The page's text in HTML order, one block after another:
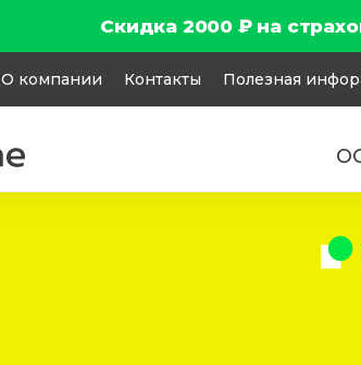
Скидка 2000 ₽ на
О компании Контакты Полезная